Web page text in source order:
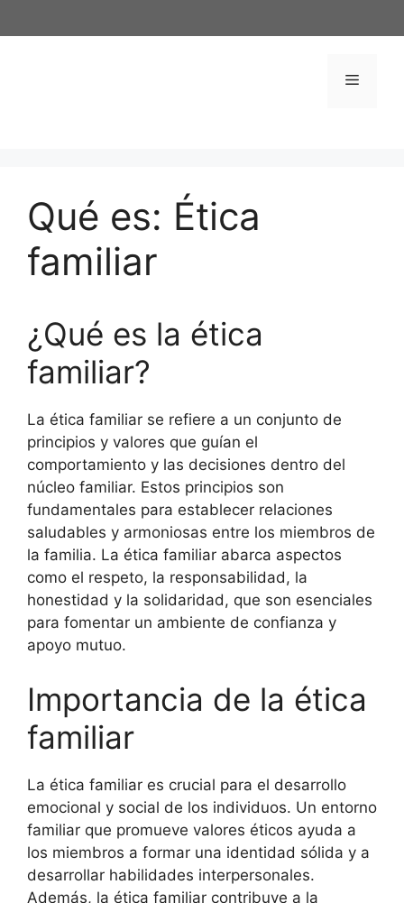
al
Menú
Qué es: Ética
familiar
¿Qué es la ética
familiar?
La ética familiar se refiere a un conjunto de
principios y valores que guían el
comportamiento y las decisiones dentro del
núcleo familiar. Estos principios son
fundamentales para establecer relaciones
saludables y armoniosas entre los miembros de
la familia. La ética familiar abarca aspectos
como el respeto, la responsabilidad, la
honestidad y la solidaridad, que son esenciales
para fomentar un ambiente de confianza y
apoyo mutuo.
Importancia de la ética
familiar
La ética familiar es crucial para el desarrollo
emocional y social de los individuos. Un entorno
familiar que promueve valores éticos ayuda a
los miembros a formar una identidad sólida y a
desarrollar habilidades interpersonales.
Además, la ética familiar contribuye a la